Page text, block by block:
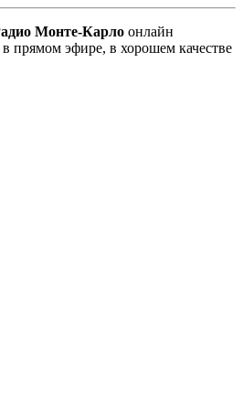
Монте-Карло онлайн
в прямом эфире, в хорошем качестве